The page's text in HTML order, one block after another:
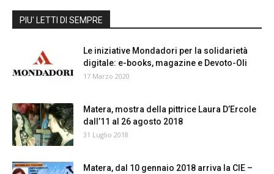
PIU' LETTI DI SEMPRE
Le iniziative Mondadori per la solidarietà
digitale: e-books, magazine e Devoto-Oli
17 Marzo 2020
Matera, mostra della pittrice Laura D’Ercole
dall’11 al 26 agosto 2018
31 Luglio 2018
Matera, dal 10 gennaio 2018 arriva la CIE –